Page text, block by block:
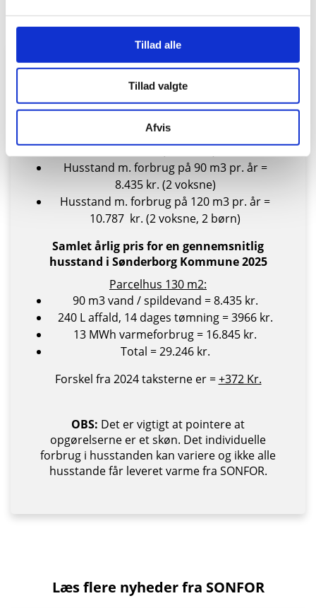
Tillad alle
Tillad valgte
Afvis
Takster 2025
Husstand m. forbrug på 50 m3 pr. år =
5.299 kr. (1 voksen)
Husstand m. forbrug på 90 m3 pr. år =
8.435 kr. (2 voksne)
Husstand m. forbrug på 120 m3 pr. år =
10.787 kr. (2 voksne, 2 børn)
Samlet årlig pris for en gennemsnitlig
husstand i Sønderborg Kommune 2025
Parcelhus 130 m2:
90 m3 vand / spildevand = 8.435 kr.
240 L affald, 14 dages tømning = 3966 kr.
13 MWh varmeforbrug = 16.845 kr.
Total = 29.246 kr.
Forskel fra 2024 taksterne er =+372 Kr.
OBS: Det er vigtigt at pointere at
opgørelserne er et skøn. Det individuelle
forbrug i husstanden kan variere og ikke alle
husstande får leveret varme fra SONFOR.
Læs flere nyheder fra SONFOR